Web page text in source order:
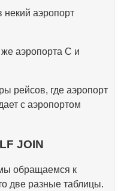
некий аэропорт
аэропорта C и
рейсов, где аэропорт
с аэропортом
JOIN
мы обращаемся к
две разные таблицы.